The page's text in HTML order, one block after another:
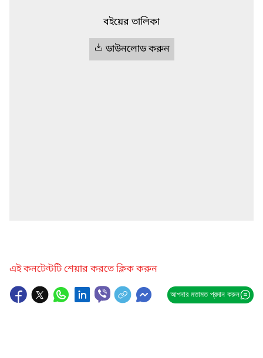
বইয়ের তালিকা
ডাউনলোড করুন
এই কনটেন্টটি শেয়ার করতে ক্লিক করুন
আপনার মতামত প্রদান করুন